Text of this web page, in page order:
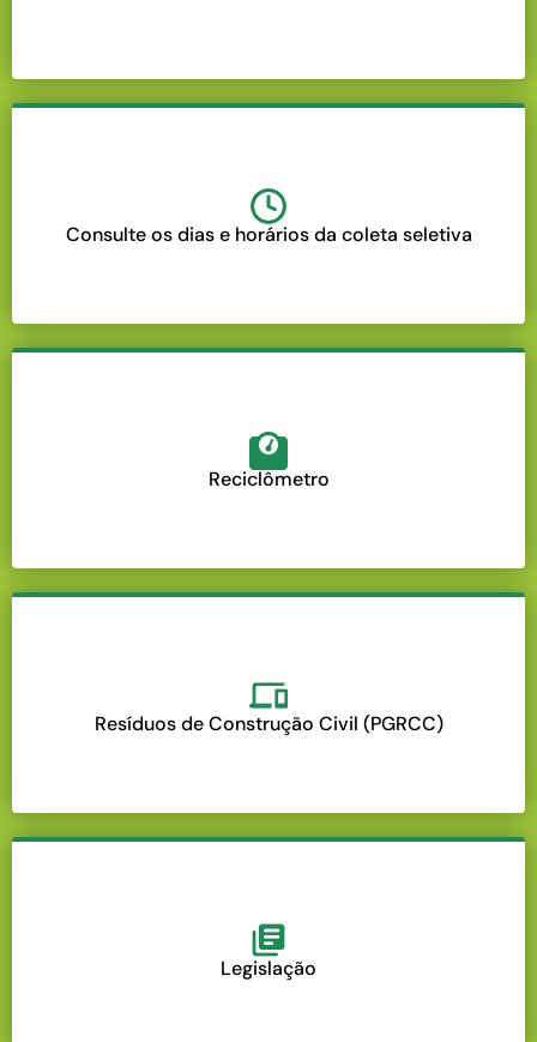
Consulte os dias e horários da coleta seletiva
Reciclômetro
Resíduos de Construção Civil (PGRCC)
Legislação